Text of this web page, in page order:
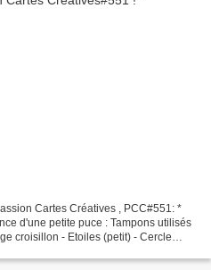
Cartes Créatives , PCC#551: *
d'une petite puce : Tampons utilisés
croisillon - Etoiles (petit) - Cercle